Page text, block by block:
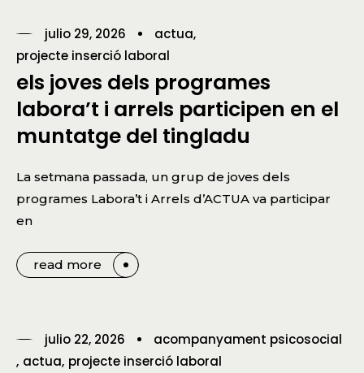
julio 29, 2026
actua
projecte inserció laboral
els joves dels programes
labora’t i arrels participen en el
muntatge del tingladu
La setmana passada, un grup de joves dels
programes Labora’t i Arrels d’ACTUA va participar
en
read more
julio 22, 2026
acompanyament psicosocial
actua projecte inserció laboral